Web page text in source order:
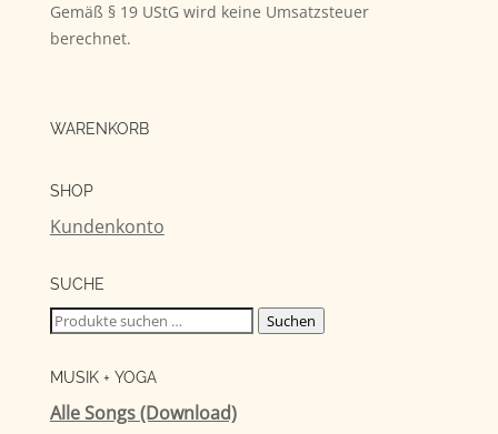
Gemäß § 19 UStG wird keine Umsatzsteuer
berechnet.
WARENKORB
SHOP
Kundenkonto
SUCHE
Suchen
Suchen
MUSIK + YOGA
Alle Songs (Download)